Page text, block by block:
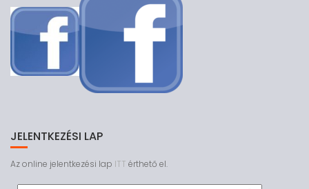
JELENTKEZÉSI LAP
Az online jelentkezési lap ITT érthető el.